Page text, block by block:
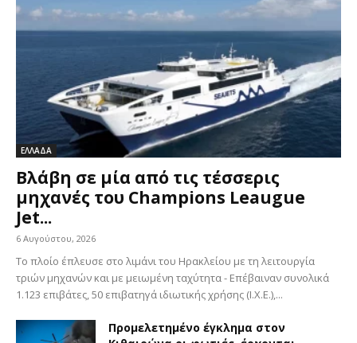
ΕΛΛΑΔΑ
Βλάβη σε μία από τις τέσσερις
μηχανές του Champions Leaugue
Jet...
6 Αυγούστου, 2026
Το πλοίο έπλευσε στο λιμάνι του Ηρακλείου με τη λειτουργία
τριών μηχανών και με μειωμένη ταχύτητα - Επέβαιναν συνολικά
1.123 επιβάτες, 50 επιβατηγά ιδιωτικής χρήσης (Ι.Χ.Ε.),...
Προμελετημένο έγκλημα στον